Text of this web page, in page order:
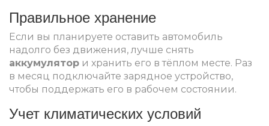
Правильное хранение
Если вы планируете оставить автомобиль
надолго без движения, лучше снять
аккумулятор и хранить его в тёплом месте. Раз
в месяц подключайте зарядное устройство,
чтобы поддержать его в рабочем состоянии.
Учет климатических условий